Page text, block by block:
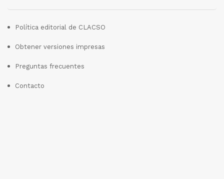
Política editorial de CLACSO
Obtener versiones impresas
Preguntas frecuentes
Contacto